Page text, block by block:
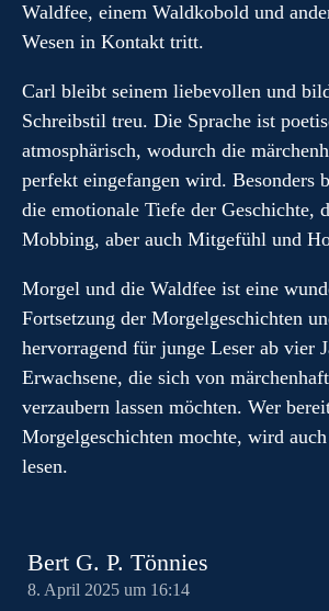
Waldfee, einem Waldkobold und
Wesen in Kontakt tritt.
Carl bleibt seinem liebevollen und
Schreibstil treu. Die Sprache ist
atmosphärisch, wodurch die
perfekt eingefangen wird. Besonders
die emotionale Tiefe der Geschichte,
Mobbing, aber auch Mitgefühl und
Morgel und die Waldfee ist eine
Fortsetzung der Morgelgeschichten
hervorragend für junge Leser ab vier
Erwachsene, die sich von
verzaubern lassen möchten. Wer
Morgelgeschichten mochte, wird
lesen.
Bert G. P. Tönnies
8. April 2025 um 16:14